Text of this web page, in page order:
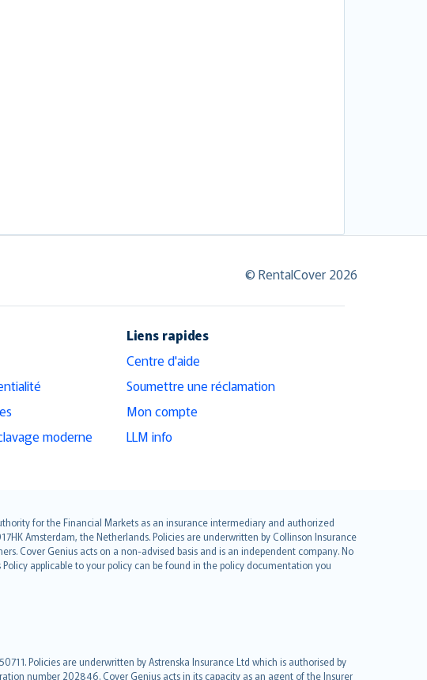
© RentalCover 2026
moderne
Liens rapides
Centre d'aide
Soumettre une réclamation
Mon compte
LLM info
for the Financial Markets as an insurance intermediary and authorized
Amsterdam, the Netherlands. Policies are underwritten by Collinson Insurance
Cover Genius acts on a non-advised basis and is an independent company. No
applicable to your policy can be found in the policy documentation you
Policies are underwritten by Astrenska Insurance Ltd which is authorised by
number 202846. Cover Genius acts in its capacity as an agent of the Insurer